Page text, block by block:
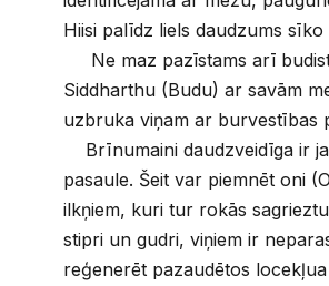
Hiisi palīdz liels daudzums
Ne maz pazīstams arī
Siddharthu (Budu) ar savām
uzbruka viņam ar burvestības
Brīnumaini daudzveidīga ir
pasaule. Šeit var piemnēt oni
ilkņiem, kuri tur rokās
stipri un gudri, viņiem ir
reģenerēt pazaudētos